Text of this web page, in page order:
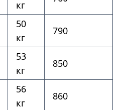
кг
50
кг
790
53
кг
850
56
кг
860